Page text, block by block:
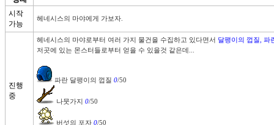
시작
가능
헤네시스의 마야에게 가보자.
진행
중
헤네시스의 마야로부터 여러 가지 물건을 수집하고 있다면서 달팽이의 껍질, 파
저곳에 있는 몬스터들로부터 얻을 수 있을것 같은데...
파란 달팽이의 껍질 0
나뭇가지 0
버섯의 포자 0